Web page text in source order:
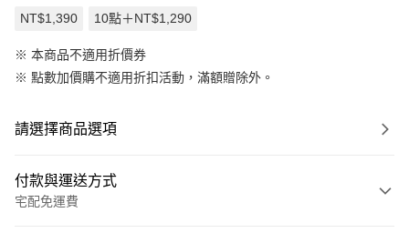
NT$1,390 10點＋NT$1,290
※ 本商品不適用折價券
※ 點數加價購不適用折扣活動，滿額贈除外。
請選擇商品選項
付款與運送方式
宅配免運費